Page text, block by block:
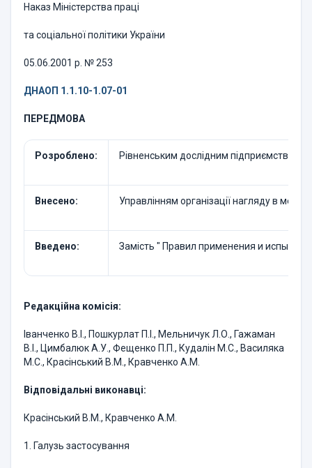
Наказ Міністерства праці
та соціальної політики України
05.06.2001 р. № 253
ДНАОП 1.1.10-1.07-01
ПЕРЕДМОВА
Розроблено: Рівненським дослідним підприємством
Внесено: Управлінням організації нагляду в
Введено: Замість " Правил применения и
Редакційна комісія:
Іванченко В.І., Пошкурлат П.І., Мельничук Л.О., Гажаман
В.І., Цимбалюк А.У., Фещенко П.П., Кудалін М.С., Василяка
М.С., Красінський В.М., Кравченко А.М.
Відповідальні виконавці:
Красінський В.М., Кравченко А.М.
1. Галузь застосування